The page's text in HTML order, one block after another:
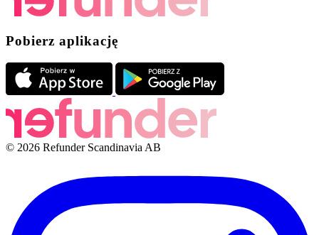
Pobierz aplikację
© 2026 Refunder Scandinavia AB